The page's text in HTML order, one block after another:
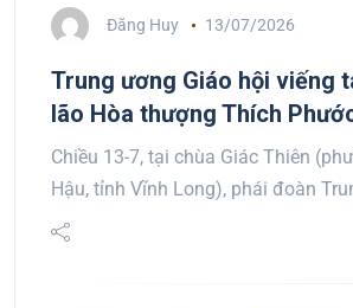
Đăng Huy 13/07/2026
Trung ương Giáo hội viếng
lão Hòa thượng Thích
Chiều 13-7, tại chùa Giác Thiên
Hậu, tỉnh Vĩnh Long), phái đoàn